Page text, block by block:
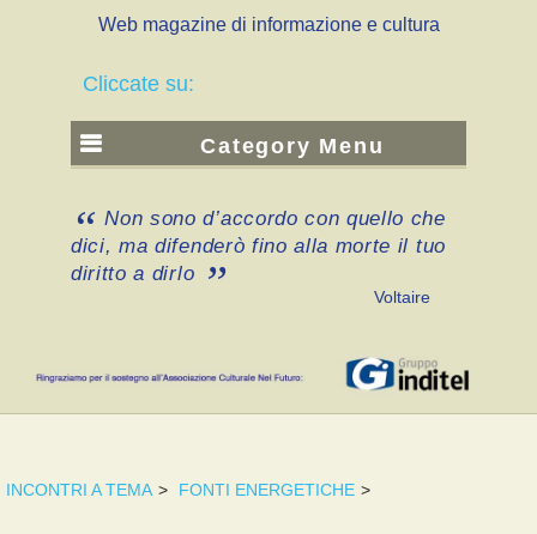
Web magazine di informazione e cultura
Cliccate su:
Category Menu
Non sono d’accordo con quello che
dici, ma difenderò fino alla morte il tuo
diritto a dirlo
Voltaire
INCONTRI A TEMA > FONTI ENERGETICHE >